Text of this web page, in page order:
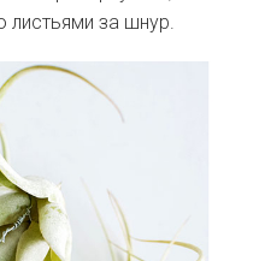
листьями за шнур.